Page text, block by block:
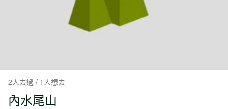
2人去過 / 1人想去
內水尾山